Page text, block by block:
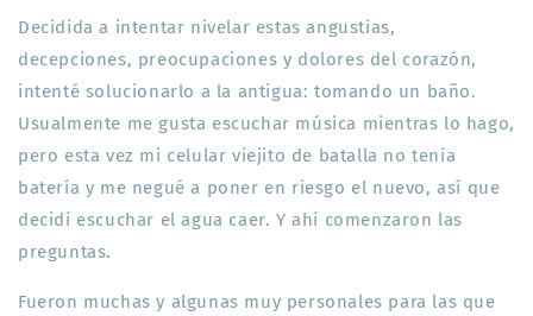
Decidida a intentar nivelar estas angustias,
decepciones, preocupaciones y dolores del corazón,
intenté solucionarlo a la antigua: tomando un baño.
Usualmente me gusta escuchar música mientras lo hago,
pero esta vez mi celular viejito de batalla no tenía
batería y me negué a poner en riesgo el nuevo, así que
decidí escuchar el agua caer. Y ahí comenzaron las
preguntas.
Fueron muchas y algunas muy personales para las que